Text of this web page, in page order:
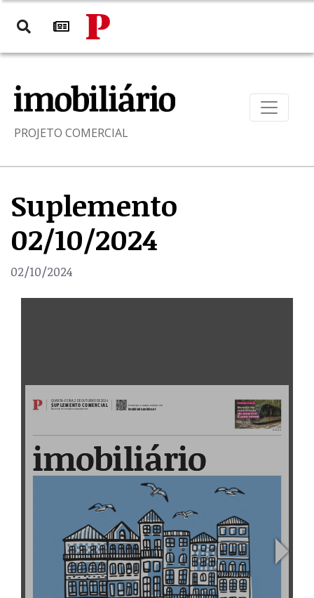
PROJETO COMERCIAL
Suplemento
02/10/2024
02/10/2024